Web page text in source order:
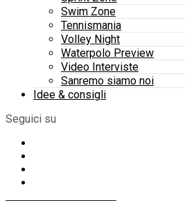
Swim Zone
Tennismania
Volley Night
Waterpolo Preview
Video Interviste
Sanremo siamo noi
Idee & consigli
Seguici su